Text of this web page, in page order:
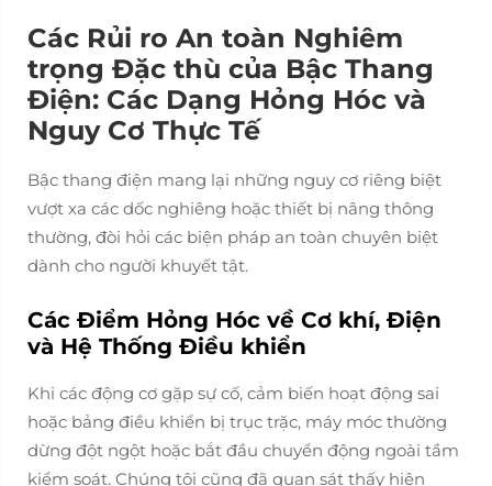
Các Rủi ro An toàn Nghiêm
trọng Đặc thù của Bậc Thang
Điện: Các Dạng Hỏng Hóc và
Nguy Cơ Thực Tế
Bậc thang điện mang lại những nguy cơ riêng biệt
vượt xa các dốc nghiêng hoặc thiết bị nâng thông
thường, đòi hỏi các biện pháp an toàn chuyên biệt
dành cho người khuyết tật.
Các Điểm Hỏng Hóc về Cơ khí, Điện
và Hệ Thống Điều khiển
Khi các động cơ gặp sự cố, cảm biến hoạt động sai
hoặc bảng điều khiển bị trục trặc, máy móc thường
dừng đột ngột hoặc bắt đầu chuyển động ngoài tầm
kiểm soát. Chúng tôi cũng đã quan sát thấy hiện